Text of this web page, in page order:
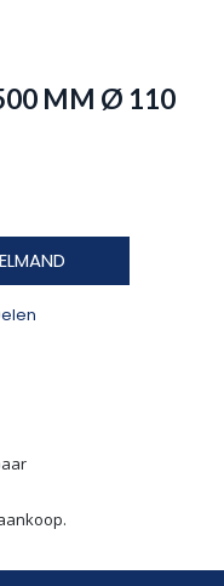
MM Ø 110